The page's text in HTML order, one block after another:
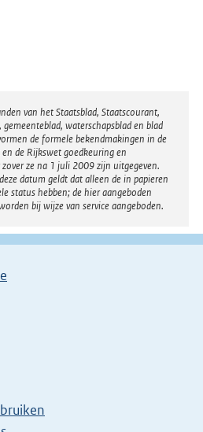
van het Staatsblad, Staatscourant,
waterschapsblad en blad
de formele bekendmakingen in de
de Rijkswet goedkeuring en
ze na 1 juli 2009 zijn uitgegeven.
datum geldt dat alleen de in papieren
status hebben; de hier aangeboden
bij wijze van service aangeboden.